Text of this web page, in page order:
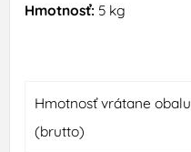
Hmotnosť: 5 kg
Hmotnosť vrátane obalu
(brutto)